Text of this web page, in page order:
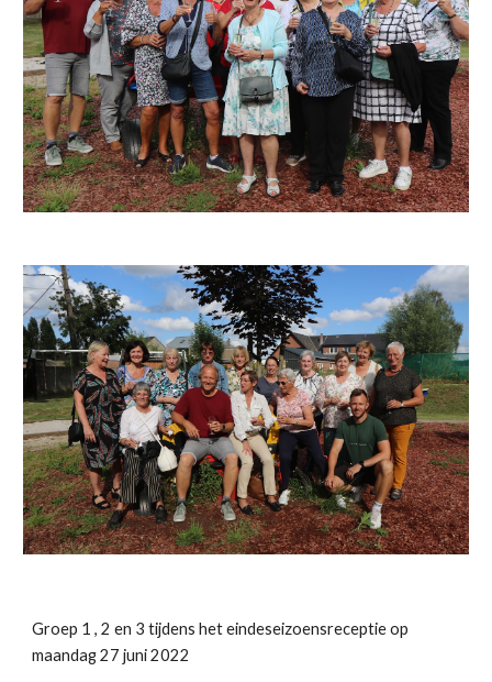
Groep 1 , 2 en 3 tijdens het eindeseizoensreceptie op
maandag 27 juni 2022